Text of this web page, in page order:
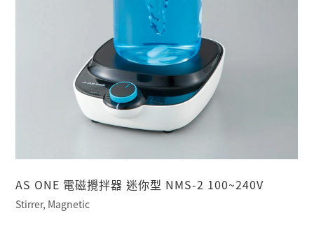
AS ONE 電磁攪拌器 迷你型 NMS-2 100~240V
Stirrer, Magnetic